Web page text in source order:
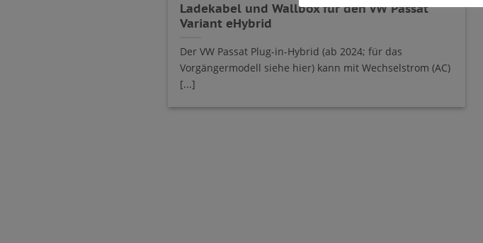
Ladekabel und Wallbox für den VW Passat
Variant eHybrid
Der VW Passat Plug-in-Hybrid (ab 2024; für das
Vorgängermodell siehe hier) kann mit Wechselstrom (AC)
[...]